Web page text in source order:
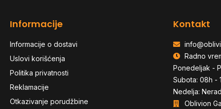
Informacije
Informacije o dostavi
Uslovi korišćenja
Politika privatnosti
Reklamacije
Otkazivanje porudžbine
Kontakt
Radno
Ponedeljak -
Subota: 08h -
Nedelja:
Oblivion